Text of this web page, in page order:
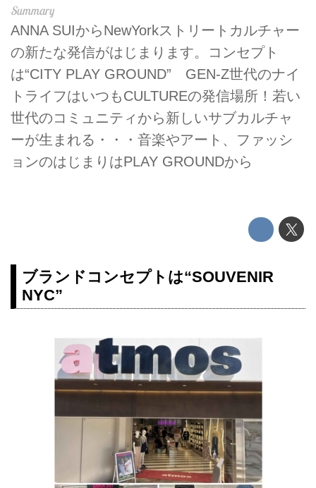
ANNA SUIからNewYorkストリートカルチャー
の新たな発信がはじまります。コンセプト
は“CITY PLAY GROUND” GEN-Z世代のナイ
トライフはいつもCULTUREの発信場所！若い
世代のコミュニティから新しいサブカルチャ
ーが生まれる・・・音楽やアート、ファッシ
ョンのはじまりはPLAY GROUNDから
ブランドコンセプトは“SOUVENIR
NYC”